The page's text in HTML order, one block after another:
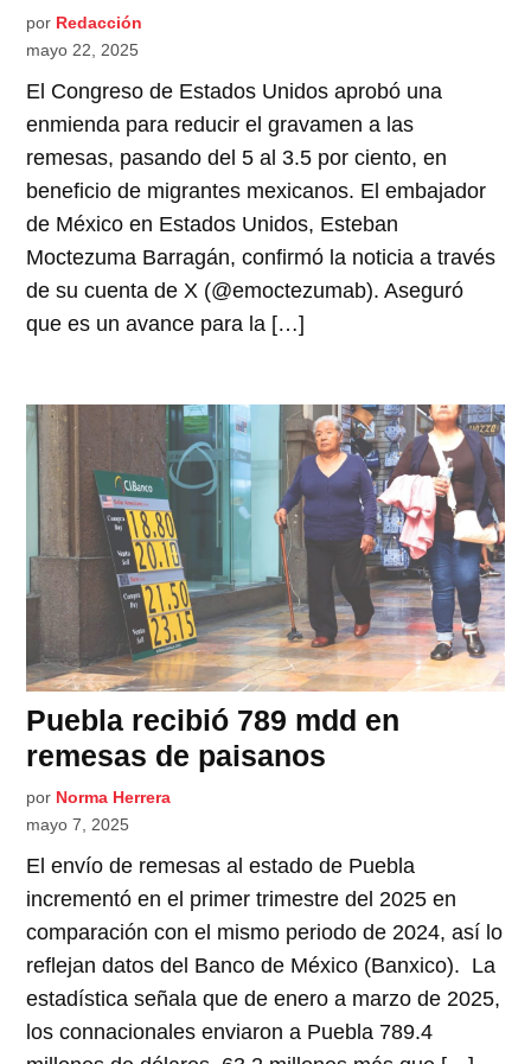
por Redacción
mayo 22, 2025
El Congreso de Estados Unidos aprobó una
enmienda para reducir el gravamen a las
remesas, pasando del 5 al 3.5 por ciento, en
beneficio de migrantes mexicanos. El embajador
de México en Estados Unidos, Esteban
Moctezuma Barragán, confirmó la noticia a través
de su cuenta de X (@emoctezumab). Aseguró
que es un avance para la […]
Puebla recibió 789 mdd en
remesas de paisanos
por Norma Herrera
mayo 7, 2025
El envío de remesas al estado de Puebla
incrementó en el primer trimestre del 2025 en
comparación con el mismo periodo de 2024, así lo
reflejan datos del Banco de México (Banxico). La
estadística señala que de enero a marzo de 2025,
los connacionales enviaron a Puebla 789.4